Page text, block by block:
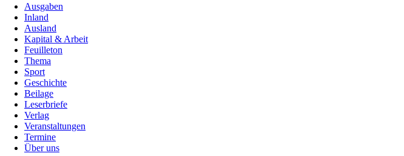
Ausgaben
Inland
Ausland
Kapital & Arbeit
Feuilleton
Thema
Sport
Geschichte
Beilage
Leserbriefe
Verlag
Veranstaltungen
Termine
Über uns